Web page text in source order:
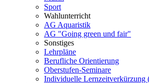
Sport
Wahlunterricht
AG Aquaristik
AG "Going green und fair"
Sonstiges
Lehrpläne
Berufliche Orientierung
Oberstufen-Seminare
Individuelle Lernzeitverkürzung